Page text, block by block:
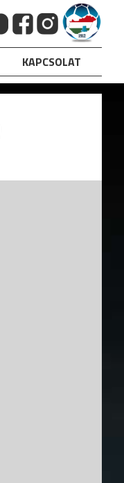
KAPCSOLAT